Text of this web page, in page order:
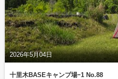
2026年5月04日
十里木BASEキャンプ場ｰ1 No.88